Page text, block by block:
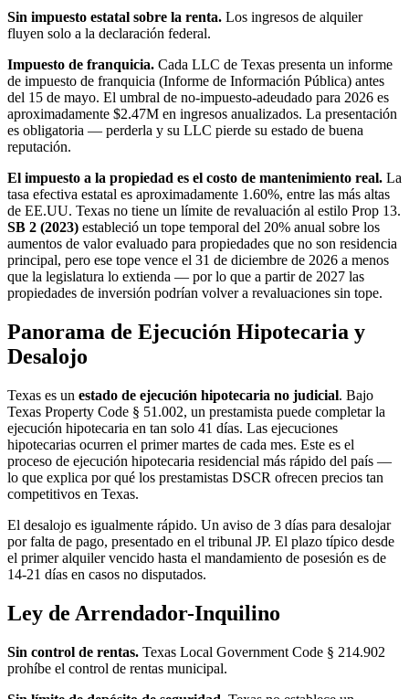
Sin impuesto estatal sobre la renta. Los ingresos de alquiler
fluyen solo a la declaración federal.
Impuesto de franquicia. Cada LLC de Texas presenta un informe
de impuesto de franquicia (Informe de Información Pública) antes
del 15 de mayo. El umbral de no-impuesto-adeudado para 2026 es
aproximadamente $2.47M en ingresos anualizados. La presentación
es obligatoria — perderla y su LLC pierde su estado de buena
reputación.
El impuesto a la propiedad es el costo de mantenimiento real. La
tasa efectiva estatal es aproximadamente 1.60%, entre las más altas
de EE.UU. Texas no tiene un límite de revaluación al estilo Prop 13.
SB 2 (2023) estableció un tope temporal del 20% anual sobre los
aumentos de valor evaluado para propiedades que no son residencia
principal, pero ese tope vence el 31 de diciembre de 2026 a menos
que la legislatura lo extienda — por lo que a partir de 2027 las
propiedades de inversión podrían volver a revaluaciones sin tope.
Panorama de Ejecución Hipotecaria y
Desalojo
Texas es un estado de ejecución hipotecaria no judicial. Bajo
Texas Property Code § 51.002, un prestamista puede completar la
ejecución hipotecaria en tan solo 41 días. Las ejecuciones
hipotecarias ocurren el primer martes de cada mes. Este es el
proceso de ejecución hipotecaria residencial más rápido del país —
lo que explica por qué los prestamistas DSCR ofrecen precios tan
competitivos en Texas.
El desalojo es igualmente rápido. Un aviso de 3 días para desalojar
por falta de pago, presentado en el tribunal JP. El plazo típico desde
el primer alquiler vencido hasta el mandamiento de posesión es de
14-21 días en casos no disputados.
Ley de Arrendador-Inquilino
Sin control de rentas. Texas Local Government Code § 214.902
prohíbe el control de rentas municipal.